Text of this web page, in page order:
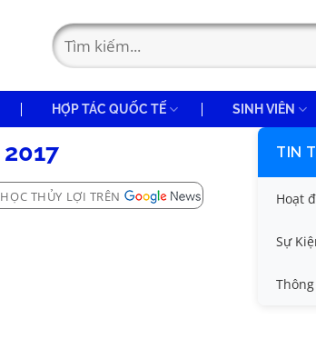
HỢP TÁC QUỐC TẾ SINH VIÊN
THỦY LỢI TRÊN
TIN
Hoạt
Tin
Sự